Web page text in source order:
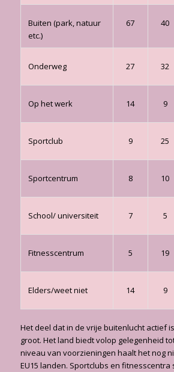
Buiten (park, natuur
etc.)
67 40
Onderweg 27 32
Op het werk 14 9
Sportclub 9 25
Sportcentrum 8 10
School/ universiteit 7 5
Fitnesscentrum 5 19
Elders/weet niet 14 9
Het deel dat in de vrije buitenlucht actief
groot. Het land biedt volop gelegenheid
niveau van voorzieningen haalt het nog
EU15 landen. Sportclubs en